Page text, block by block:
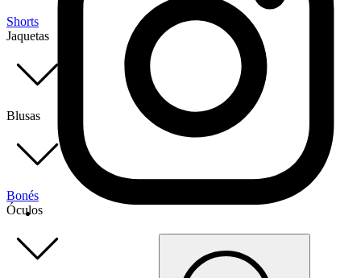
Shorts
Jaquetas
Blusas
Bonés
Óculos